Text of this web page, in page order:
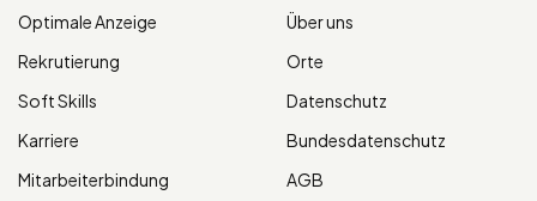
Optimale Anzeige
Rekrutierung
Soft Skills
Karriere
Mitarbeiterbindung
Über uns
Orte
Datenschutz
Bundesdatenschutz
AGB